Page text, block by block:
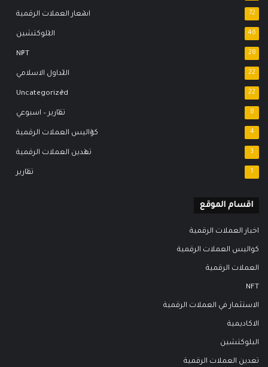
اسعار العملات الرقمية 72
البلوكتشين 46
NFT 28
التداول الاسلامي 22
Uncategorized 22
تقارير – اسبوعي 8
كواليس العملات الرقمية 4
تعدين العملات الرقمية 3
تقارير 1
اقسام الموقع
اخبار العملات الرقمية
كواليس العملات الرقمية
العملات الرقمية
NFT
الاستثمار في العملات الرقمية
الاكاديمية
البلوكتشين
تعدين العملات الرقمية